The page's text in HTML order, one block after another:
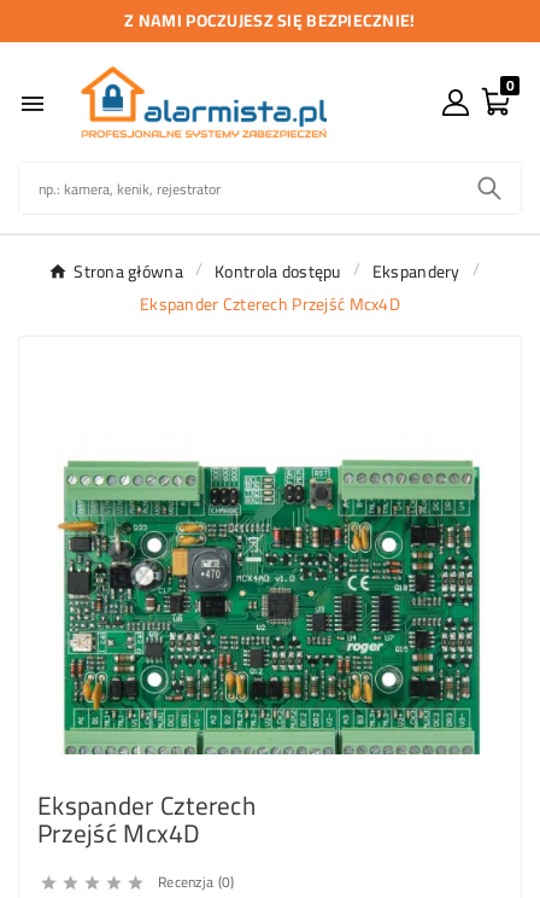
Z NAMI POCZUJESZ SIĘ BEZPIECZNIE!

0
Strona główna Kontrola dostępu
Ekspandery
Ekspander Czterech Przejść Mcx4D
Ekspander Czterech
Przejść Mcx4D
     Recenzja (0)